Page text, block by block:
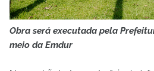
Obra será executada pela
meio da Emdur